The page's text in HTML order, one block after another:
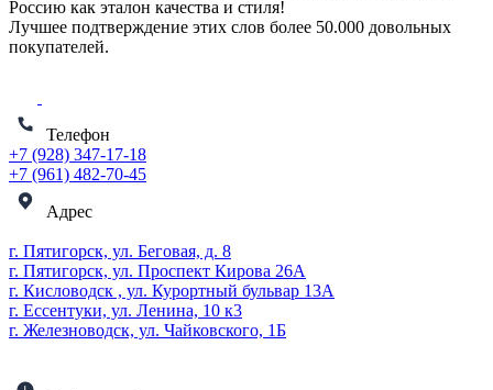
Россию как эталон качества и стиля!
Лучшее подтверждение этих слов более 50.000 довольных
покупателей.
Телефон
+7 (928) 347-17-18
+7 (961) 482-70-45
Адрес
г. Пятигорск, ул. Беговая, д. 8
г. Пятигорск, ул. Проспект Кирова 26А
г. Кисловодск , ул. Курортный бульвар 13А
г. Ессентуки, ул. Ленина, 10 к3
г. Железноводск, ул. Чайковского, 1Б